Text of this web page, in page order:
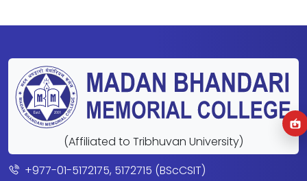
(Affiliated to Tribhuvan University)
+977-01-5172175, 5172715 (BScCSIT)